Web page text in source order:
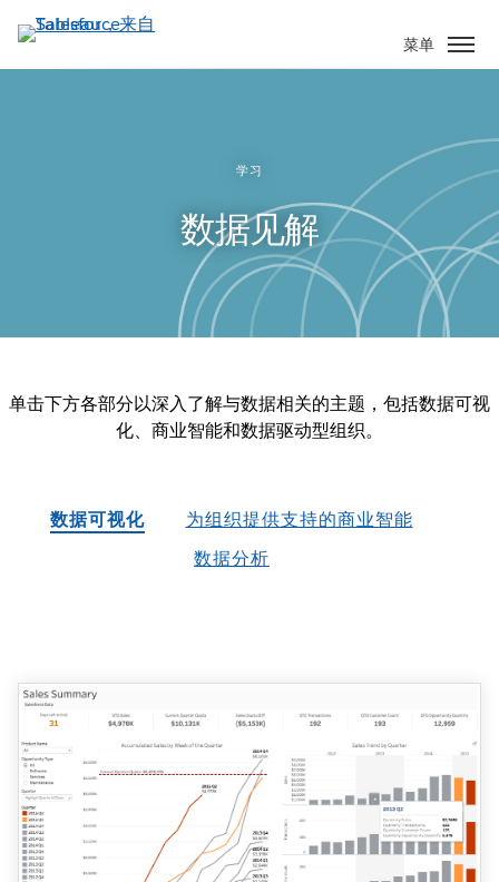
转
到
菜单
学习
数据见解
单击下方各部分以深入了解与数据相关的主题，包括数据可视
化、商业智能和数据驱动型组织。
数据可视化
为组织提供支持的商业智能
数据分析